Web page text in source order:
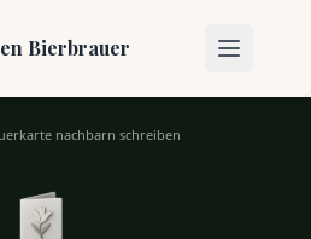
Bierbrauer
nachbarn schreiben